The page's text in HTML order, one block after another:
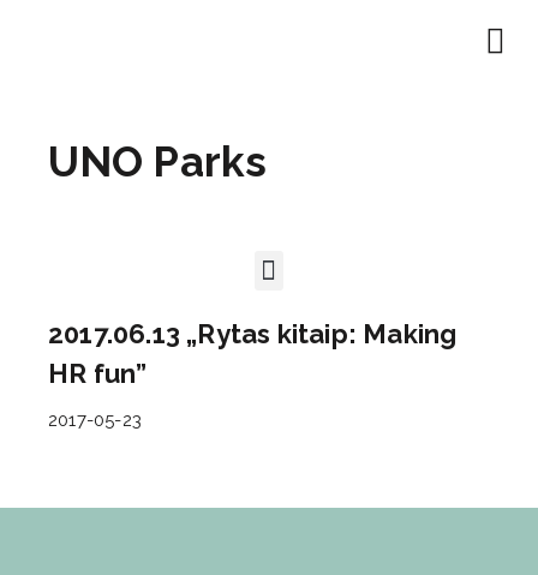
UNO Parks
2017.06.13 „Rytas kitaip: Making
HR fun”
2017-05-23